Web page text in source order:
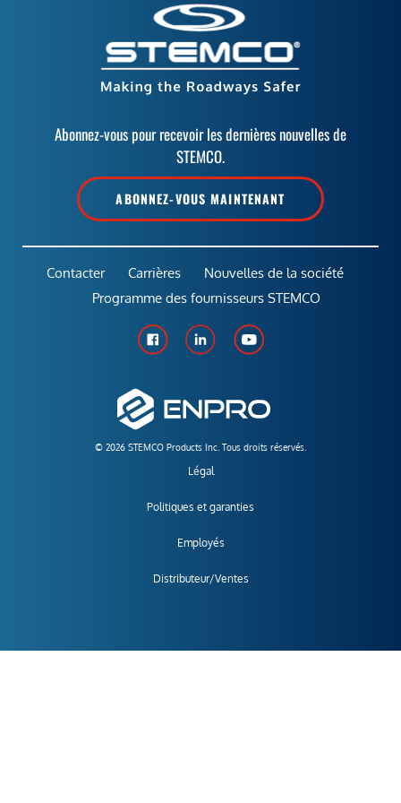
Abonnez-vous pour recevoir les dernières nouvelles de
STEMCO.
ABONNEZ-VOUS MAINTENANT
© 2026 STEMCO Products Inc. Tous droits réservés.
Légal
Politiques et garanties
Employés
Distributeur/Ventes
Contacter Carrières
Nouvelles de la société
Programme des fournisseurs STEMCO